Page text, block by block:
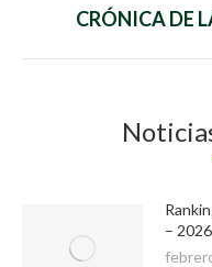
CRÓNICA DE
– 2026